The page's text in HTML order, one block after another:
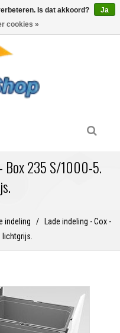
Box 235 S/1000-5.
indeling /
Lade indeling - Cox -
lichtgrijs.
Is dat akkoord?
Ja
cookies »